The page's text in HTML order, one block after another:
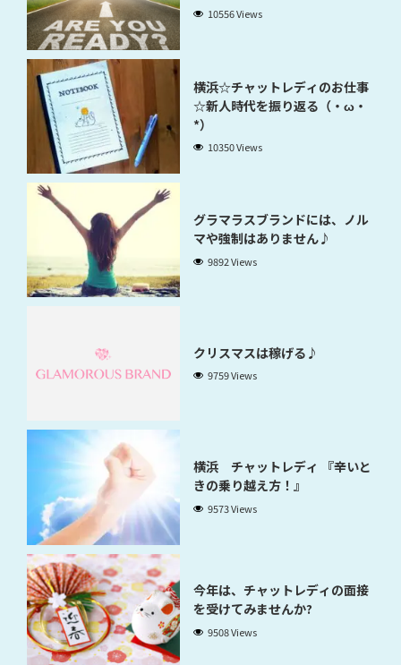
10556 Views
横浜☆チャットレディのお仕事
☆新人時代を振り返る（・ω・
*）
10350 Views
グラマラスブランドには、ノル
マや強制はありません♪
9892 Views
クリスマスは稼げる♪
9759 Views
横浜 チャットレディ 『辛いと
きの乗り越え方！』
9573 Views
今年は、チャットレディの面接
を受けてみませんか?
9508 Views